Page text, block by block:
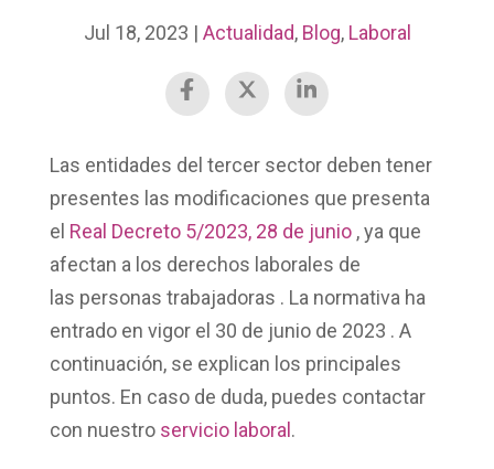
Jul 18, 2023 | Actualidad, Blog, Laboral
Las entidades del tercer sector deben tener
presentes las modificaciones que presenta
el Real Decreto 5/2023, 28 de junio, ya que
afectan a los derechos laborales de
las personas trabajadoras . La normativa ha
entrado en vigor el 30 de junio de 2023 . A
continuación, se explican los principales
puntos. En caso de duda, puedes contactar
con nuestro servicio laboral .